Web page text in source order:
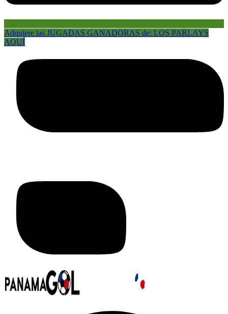
Adquiere las JUGADAS GANADORAS de: LOS PARLAYS
AQUÍ